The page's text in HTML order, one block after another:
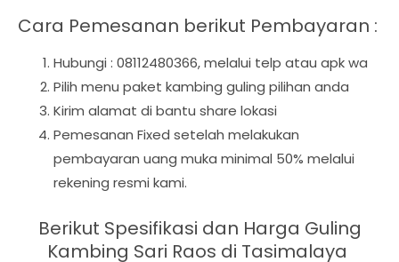
Cara Pemesanan berikut Pembayaran :
Hubungi : 08112480366, melalui telp atau apk wa
Pilih menu paket kambing guling pilihan anda
Kirim alamat di bantu share lokasi
Pemesanan Fixed setelah melakukan
pembayaran uang muka minimal 50% melalui
rekening resmi kami.
Berikut Spesifikasi dan Harga Guling
Kambing Sari Raos di Tasimalaya